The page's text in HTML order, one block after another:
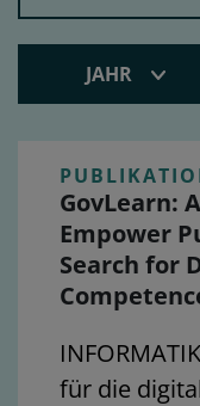
JAHR
GovLearn:
Empower
Search for
für die